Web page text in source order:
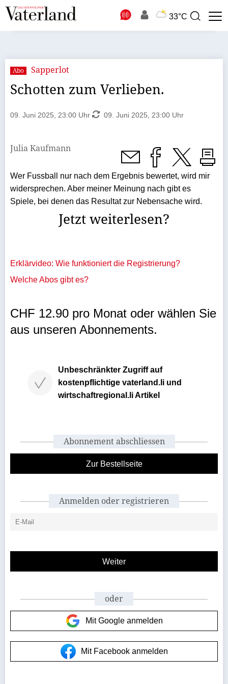
33°C
Suchbegriff
Suche
Abo Sapperlot
Schotten zum Verlieben.
09. Juni 2025, 23:00 Uhr 09. Juni 2025, 23:00 Uhr
Julia Kaufmann
Wer Fussball nur nach dem Ergebnis bewertet, wird mir
widersprechen. Aber meiner Meinung nach gibt es
Spiele, bei denen das Resultat zur Nebensache wird.
Jetzt weiterlesen?
Erklärvideo: Wie funktioniert die Registrierung?
Welche Abos gibt es?
CHF 12.90 pro Monat oder wählen Sie
aus unseren Abonnements.
Unbeschränkter Zugriff auf
kostenpflichtige vaterland.li und
wirtschaftregional.li Artikel
Abonnement abschliessen
Zur Bestellseite
Anmelden oder registrieren
oder
Mit Google anmelden
Mit Facebook anmelden